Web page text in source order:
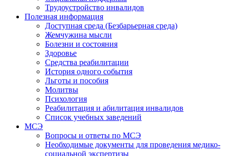
Трудоустройство инвалидов
Полезная информация
Доступная среда (Безбарьерная среда)
Жемчужина мысли
Болезни и состояния
Здоровье
Средства реабилитации
История одного события
Льготы и пособия
Молитвы
Психология
Реабилитация и абилитация инвалидов
Список учебных заведений
МСЭ
Вопросы и ответы по МСЭ
Необходимые документы для проведения медико-
социальной экспертизы